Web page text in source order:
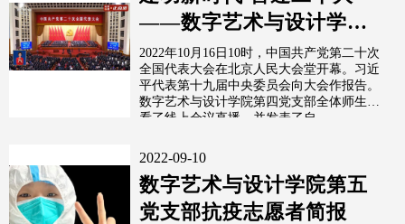
——数字艺术与设计学院
第四党支部观看学习中国
共产党第二十...
2022年10月16日10时，中国共产党第二十次
全国代表大会在北京人民大会堂开幕。习近
平代表第十九届中央委员会向大会作报告。
数字艺术与设计学院第四党支部全体师生观
看了线上会议直播，并发表了自...
2022-09-10
数字艺术与设计学院第五
党支部抗疫志愿者简报